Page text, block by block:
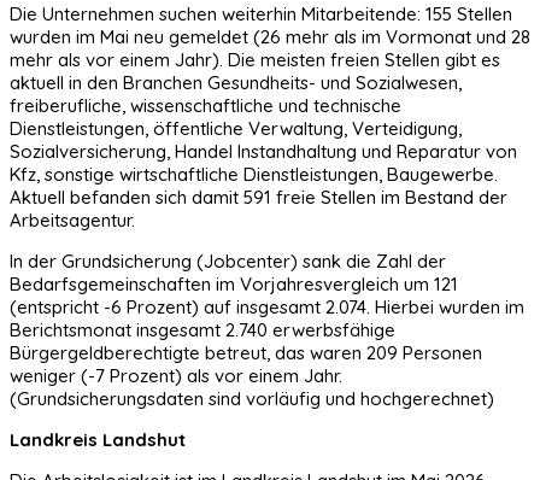
Die Unternehmen suchen weiterhin Mitarbeitende: 155 Stellen
wurden im Mai neu gemeldet (26 mehr als im Vormonat und 28
mehr als vor einem Jahr). Die meisten freien Stellen gibt es
aktuell in den Branchen Gesundheits- und Sozialwesen,
freiberufliche, wissenschaftliche und technische
Dienstleistungen, öffentliche Verwaltung, Verteidigung,
Sozialversicherung, Handel Instandhaltung und Reparatur von
Kfz, sonstige wirtschaftliche Dienstleistungen, Baugewerbe.
Aktuell befanden sich damit 591 freie Stellen im Bestand der
Arbeitsagentur.
In der Grundsicherung (Jobcenter) sank die Zahl der
Bedarfsgemeinschaften im Vorjahresvergleich um 121
(entspricht -6 Prozent) auf insgesamt 2.074. Hierbei wurden im
Berichtsmonat insgesamt 2.740 erwerbsfähige
Bürgergeldberechtigte betreut, das waren 209 Personen
weniger (-7 Prozent) als vor einem Jahr.
(Grundsicherungsdaten sind vorläufig und hochgerechnet)
Landkreis Landshut